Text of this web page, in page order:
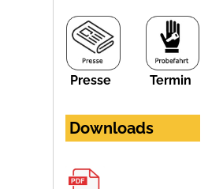
Presse Termin
Downloads